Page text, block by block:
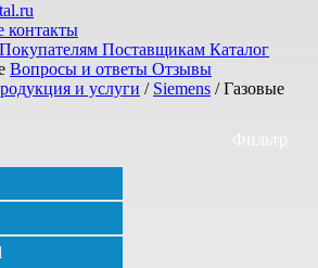
контакты
Покупателям Поставщикам Каталог
Вопросы и ответы Отзывы
и услуги / Siemens / Газовые
Фильтр